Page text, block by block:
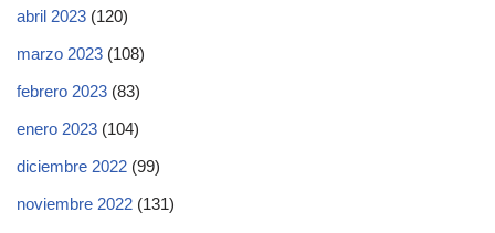
abril 2023 (120)
marzo 2023 (108)
febrero 2023 (83)
enero 2023 (104)
diciembre 2022 (99)
noviembre 2022 (131)